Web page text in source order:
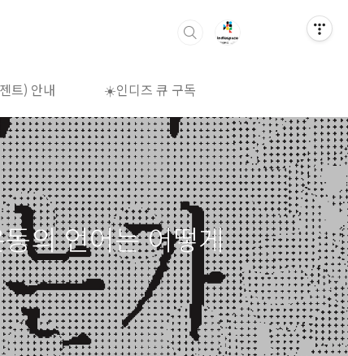
트) 안내 ☀️인디즈 큐 구독
의 언어는 어떻게